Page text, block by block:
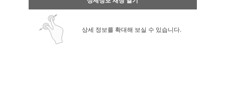
상세 정보를 확대해 보실 수 있습니다.